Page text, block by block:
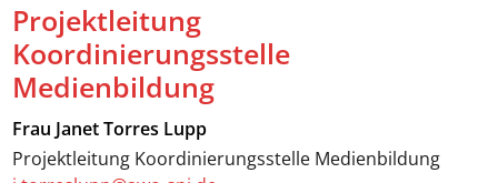
Projektleitung
Koordinierungsstelle
Medienbildung
Frau Janet Torres Lupp
Projektleitung Koordinierungsstelle Medienbildung